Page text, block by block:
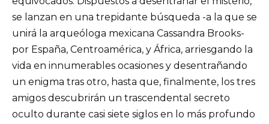
se lanzan en una trepidante búsqueda -a la que se
unirá la arqueóloga mexicana Cassandra Brooks-
por España, Centroamérica, y África, arriesgando la
vida en innumerables ocasiones y desentrañando
un enigma tras otro, hasta que, finalmente, los tres
amigos descubrirán un trascendental secreto
oculto durante casi siete siglos en lo más profundo